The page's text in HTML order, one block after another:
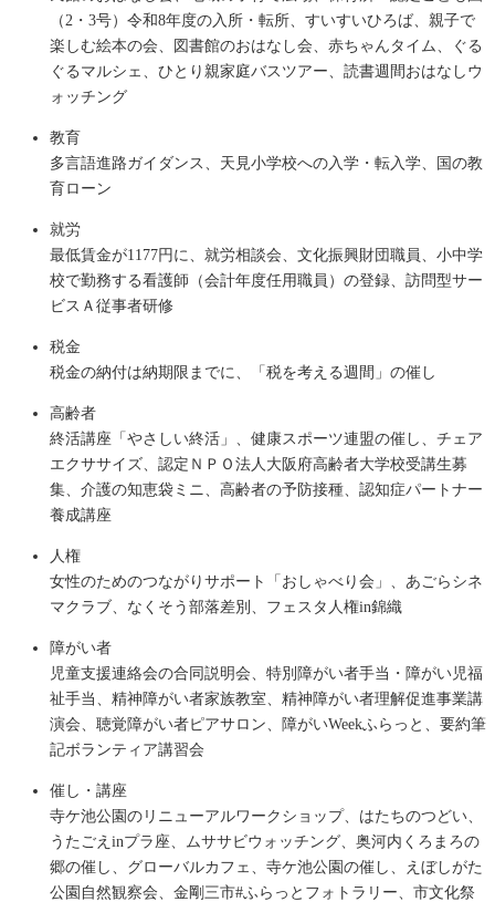
（2・3号）令和8年度の入所・転所、すいすいひろば、親子で
楽しむ絵本の会、図書館のおはなし会、赤ちゃんタイム、ぐる
ぐるマルシェ、ひとり親家庭バスツアー、読書週間おはなしウ
ォッチング
教育
多言語進路ガイダンス、天見小学校への入学・転入学、国の教
育ローン
就労
最低賃金が1177円に、就労相談会、文化振興財団職員、小中学
校で勤務する看護師（会計年度任用職員）の登録、訪問型サー
ビスＡ従事者研修
税金
税金の納付は納期限までに、「税を考える週間」の催し
高齢者
終活講座「やさしい終活」、健康スポーツ連盟の催し、チェア
エクササイズ、認定ＮＰＯ法人大阪府高齢者大学校受講生募
集、介護の知恵袋ミニ、高齢者の予防接種、認知症パートナー
養成講座
人権
女性のためのつながりサポート「おしゃべり会」、あごらシネ
マクラブ、なくそう部落差別、フェスタ人権in錦織
障がい者
児童支援連絡会の合同説明会、特別障がい者手当・障がい児福
祉手当、精神障がい者家族教室、精神障がい者理解促進事業講
演会、聴覚障がい者ピアサロン、障がいWeekふらっと、要約筆
記ボランティア講習会
催し・講座
寺ケ池公園のリニューアルワークショップ、はたちのつどい、
うたごえinプラ座、ムササビウォッチング、奥河内くろまろの
郷の催し、グローバルカフェ、寺ケ池公園の催し、えぼしがた
公園自然観察会、金剛三市#ふらっとフォトラリー、市文化祭